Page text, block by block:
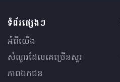
ទំព័រផ្សេងៗ
អំពីយើង
សំណួរ​ដែលគេ​ច្រើន​សួរ
ភាពឯកជន